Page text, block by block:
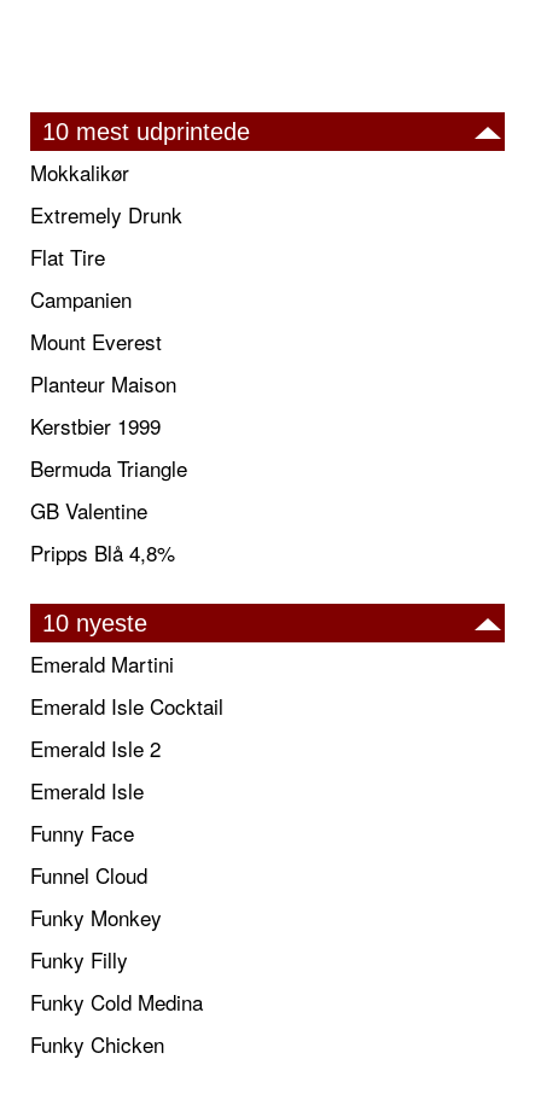
10 mest udprintede
Mokkalikør
Extremely Drunk
Flat Tire
Campanien
Mount Everest
Planteur Maison
Kerstbier 1999
Bermuda Triangle
GB Valentine
Pripps Blå 4,8%
10 nyeste
Emerald Martini
Emerald Isle Cocktail
Emerald Isle 2
Emerald Isle
Funny Face
Funnel Cloud
Funky Monkey
Funky Filly
Funky Cold Medina
Funky Chicken